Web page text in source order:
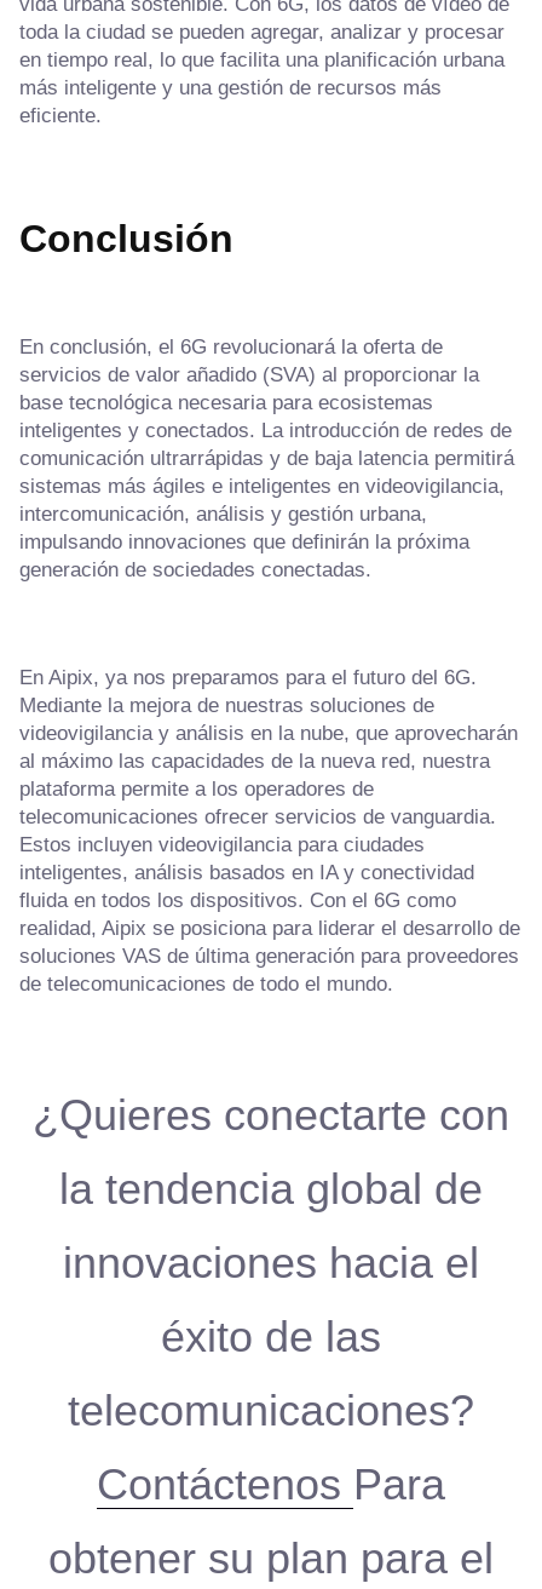
toda la ciudad se pueden agregar, analizar y procesar
en tiempo real, lo que facilita una planificación urbana
más inteligente y una gestión de recursos más
eficiente.
Conclusión
En conclusión, el 6G revolucionará la oferta de
servicios de valor añadido (SVA) al proporcionar la
base tecnológica necesaria para ecosistemas
inteligentes y conectados. La introducción de redes de
comunicación ultrarrápidas y de baja latencia permitirá
sistemas más ágiles e inteligentes en videovigilancia,
intercomunicación, análisis y gestión urbana,
impulsando innovaciones que definirán la próxima
generación de sociedades conectadas.
En Aipix, ya nos preparamos para el futuro del 6G.
Mediante la mejora de nuestras soluciones de
videovigilancia y análisis en la nube, que aprovecharán
al máximo las capacidades de la nueva red, nuestra
plataforma permite a los operadores de
telecomunicaciones ofrecer servicios de vanguardia.
Estos incluyen videovigilancia para ciudades
inteligentes, análisis basados en IA y conectividad
fluida en todos los dispositivos. Con el 6G como
realidad, Aipix se posiciona para liderar el desarrollo de
soluciones VAS de última generación para proveedores
de telecomunicaciones de todo el mundo.
¿Quieres conectarte con
la tendencia global de
innovaciones hacia el
éxito de las
telecomunicaciones?
Contáctenos Para
obtener su plan para el